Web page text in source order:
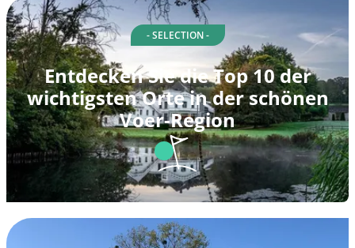
- SELECTION -
Entdecken Sie die Top 10 der
wichtigsten Orte in der schönen
Voer-Region